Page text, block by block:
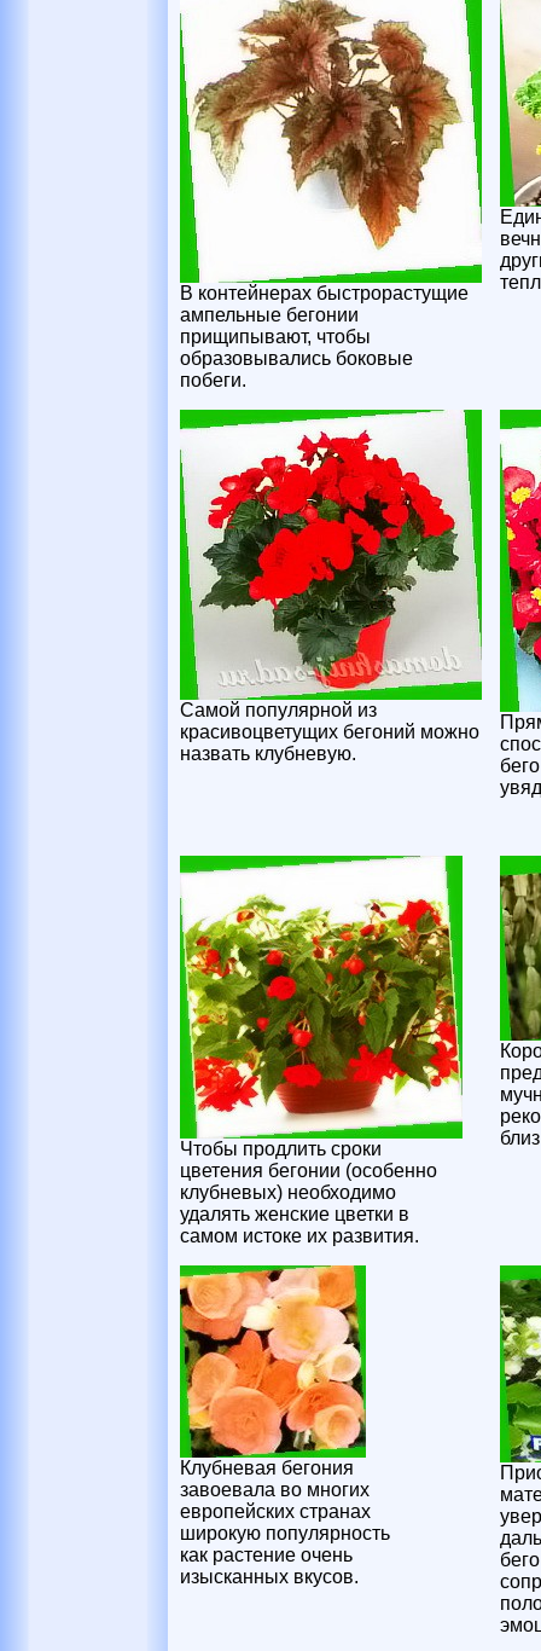
В контейнерах быстрорастущие
ампельные бегонии
прищипывают, чтобы
образовывались боковые
побеги.
Самой популярной из
красивоцветущих бегоний можно
назвать клубневую.
Чтобы продлить сроки
цветения бегонии (особенно
клубневых) необходимо
удалять женские цветки в
самом истоке их развития.
Клубневая бегония
завоевала во многих
европейских странах
широкую популярность
как растение очень
изысканных вкусов.